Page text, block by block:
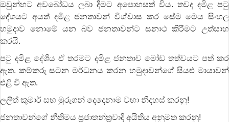
ඔවුන්හට අවබෝධය ලබා දීමට අපොහසත් විය. තවද දමිළ පටු
දේශයට අයත් දමිළ ජනතාවන් විශ්වාස කර සේම මෙය සිංහල
හමුදාව නොමේ යන බව ජනතාවන්ට සනාථ කිරීමට උත්සාහ
කරයි.
පටු දමිළ දේශිය ඒ තරමට දමිළ ජනතාව මෝඩ තත්වයට පත් කර
ඇත. කම්කරු සටන මර්ධනය කරන හමුදාවන්ගේ සියළු මායාවන්
එළි වි ඇත.
ලලිත් කුමාර් සහ මුරුගන් දෙදෙනාම වහා නිදහස් කරනු!
ජනතාවන්ගේ නීතිමය ප්‍රජාතන්ත්‍රවාදි අයිතිය අනුමත කරනු!